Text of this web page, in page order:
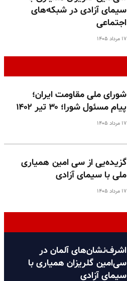
سیمای آزادی در شبکه‌های
اجتماعی
۱۷ مرداد ۱۴۰۵
شورای ملی مقاومت ایران؛
پیام مسئول شورا؛ ۳۰ تیر ۱۴۰۲
۱۷ مرداد ۱۴۰۵
گزیده‌یی از سی امین همیاری
ملی با سیمای آزادی
۱۷ مرداد ۱۴۰۵
اشرف‌نشان‌های آلمان در
سی‌امین گلریزان همیاری با
سیمای آزادی